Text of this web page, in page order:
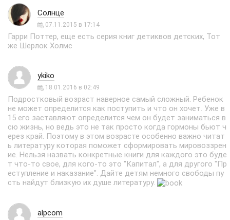
Солнце
07.11.2015 в 17:14
Гарри Поттер, еще есть серия книг детиквов детских, Тот
же Шерлок Холмс
ykiko
18.01.2016 в 02:49
Подростковый возраст наверное самый сложный. Ребенок
не может определится как поступить и что он хочет. Уже в
15 его заставляют определится чем он будет заниматься в
сю жизнь, но ведь это не так просто когда гормоны бьют ч
ерез край. Поэтому в этом возрасте особенно важно читат
ь литературу которая поможет сформировать мировоззрен
ие. Нельзя назвать конкретные книги для каждого это буде
т что-то свое, для кого-то это "Капитал", а для другого "Пр
еступление и наказание". Дайте детям немного свободы пу
сть найдут близкую их душе литературу.
alpcom